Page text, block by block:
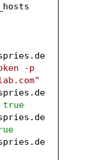
true